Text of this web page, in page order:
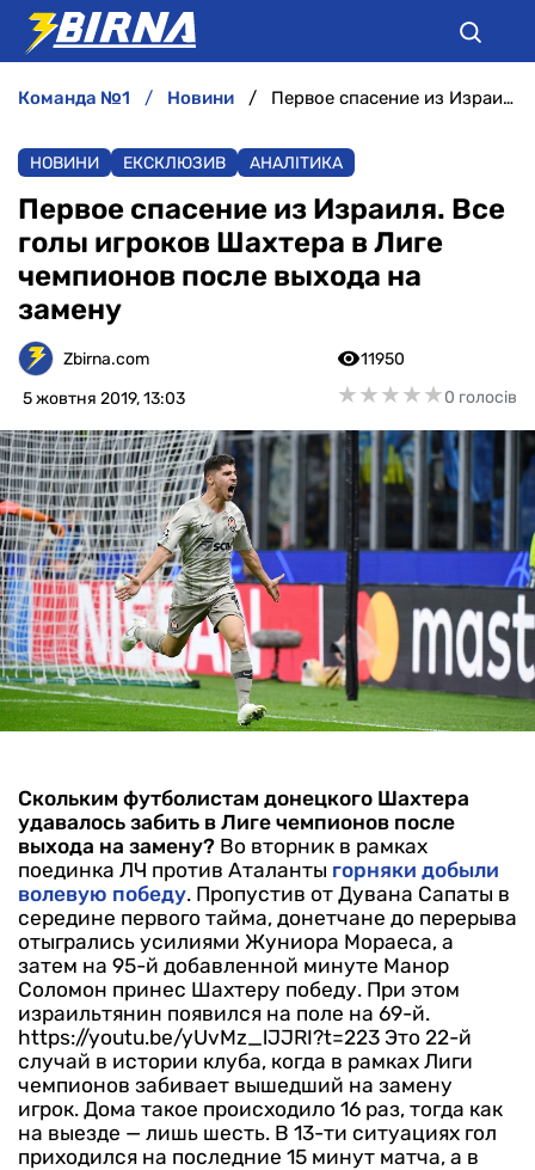
АНАЛІТИКА
ІНТЕРВ'Ю
РІЗНЕ
БУКМЕКЕРИ
команда №1 новини Первое спасение из Израиля. Все голы игроков Шахтера в Лиге чемпионов после выхода на замену
НОВИНИ ЕКСКЛЮЗИВ АНАЛІТИКА
Первое спасение из Израиля. Все
голы игроков Шахтера в Лиге
чемпионов после выхода на
замену
Zbirna.com
5 жовтня 2019, 13:03
11950
★★★★★
★★★★★0 голосів
Скольким футболистам донецкого Шахтера
удавалось забить в Лиге чемпионов после
выхода на замену? Во вторник в рамках
поединка ЛЧ против Аталанты горняки добыли
волевую победу. Пропустив от Дувана Сапаты в
середине первого тайма, донетчане до перерыва
отыгрались усилиями Жуниора Мораеса, а
затем на 95-й добавленной минуте Манор
Соломон принес Шахтеру победу. При этом
израильтянин появился на поле на 69-й.
https://youtu.be/yUvMz_lJJRI?t=223 Это 22-й
случай в истории клуба, когда в рамках Лиги
чемпионов забивает вышедший на замену
игрок. Дома такое происходило 16 раз, тогда как
на выезде — лишь шесть. В 13-ти ситуациях гол
приходился на последние 15 минут матча, а в